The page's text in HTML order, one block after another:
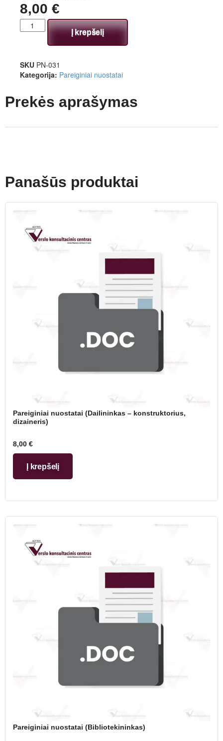
8,00 €
Į krepšelį
SKU PN-031
Kategorija: Pareiginiai nuostatai
Prekės aprašymas
Panašūs produktai
Pareiginiai nuostatai (Dailininkas – konstruktorius,
dizaineris)
8,00 €
Į krepšelį
Pareiginiai nuostatai (Bibliotekininkas)